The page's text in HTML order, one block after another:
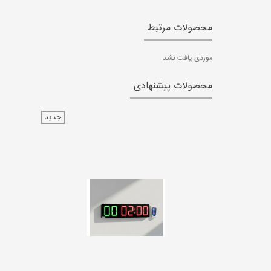
محصولات مرتبط
موردی یافت نشد
محصولات پیشنهادی
جدید